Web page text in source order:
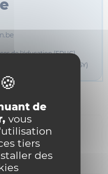
de
vous
tiers
des
de l'éducation (EDUC)
Research Institute (IPSY)